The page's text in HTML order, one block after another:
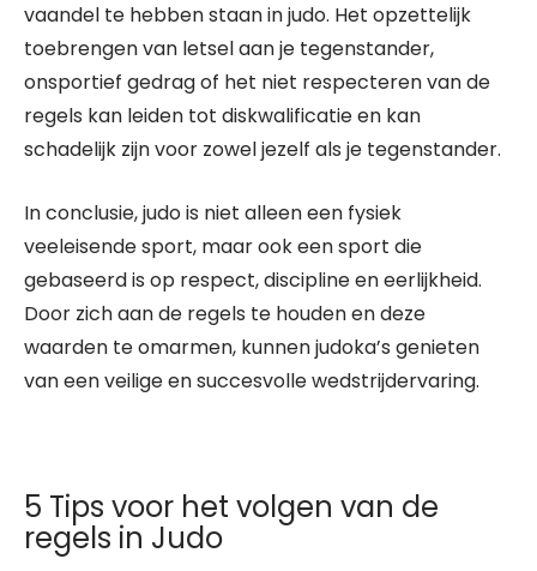
vaandel te hebben staan in judo. Het opzettelijk
toebrengen van letsel aan je tegenstander,
onsportief gedrag of het niet respecteren van de
regels kan leiden tot diskwalificatie en kan
schadelijk zijn voor zowel jezelf als je tegenstander.
In conclusie, judo is niet alleen een fysiek
veeleisende sport, maar ook een sport die
gebaseerd is op respect, discipline en eerlijkheid.
Door zich aan de regels te houden en deze
waarden te omarmen, kunnen judoka’s genieten
van een veilige en succesvolle wedstrijdervaring.
5 Tips voor het volgen van de
regels in Judo